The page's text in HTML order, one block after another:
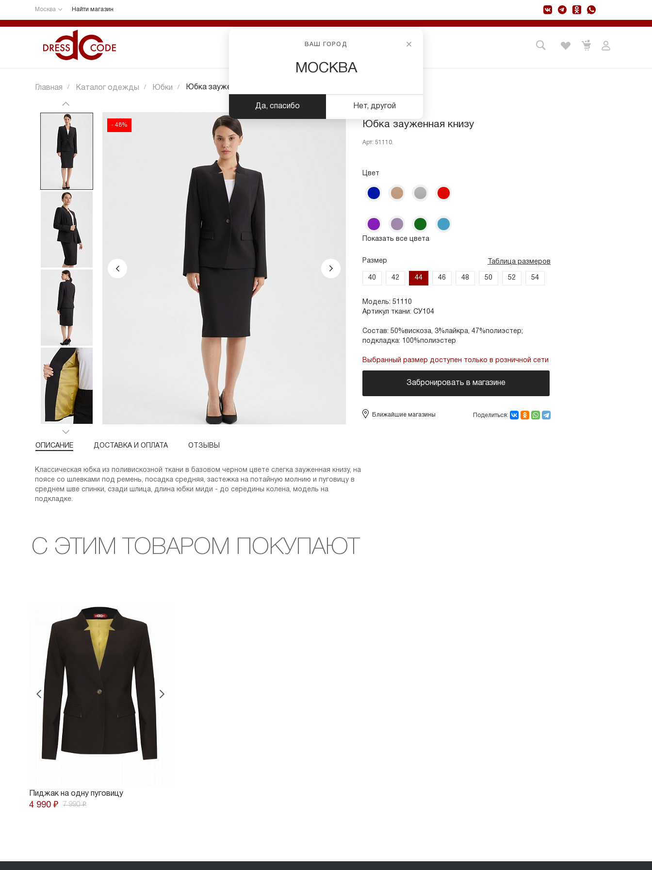
Москва
ВАШ ГОРОД
МОСКВА
Да, спасибо Нет, другой
Найти магазин
Главная / Каталог одежды / Юбки / Юбка зауженная книзу
48% Юбка зауженная книзу
Арт: 51110.
Цвет
Показать все цвета
Размер Таблица размеров
40 42 44 46 48 50 52 54
Модель: 51110
Артикул ткани: СУ104
Состав: 50%вискоза, 3%лайкра, 47%полиэстер;
подкладка: 100%полиэстер
Выбранный размер доступен только в розничной сети
Забронировать в магазине
Ближайшие магазины Поделиться:
ОПИСАНИЕ ДОСТАВКА И ОПЛАТА ОТЗЫВЫ
Классическая юбка из поливискозной ткани в базовом черном цвете слегка зауженная книзу, на
поясе со шлевками под ремень, посадка средняя, застежка на потайную молнию и пуговицу в
среднем шве спинки, сзади шлица, длина юбки миди - до середины колена, модель на
подкладке.
С ЭТИМ ТОВАРОМ ПОКУПАЮТ
Пиджак на одну пуговицу
7 990 ₽
4 990 ₽